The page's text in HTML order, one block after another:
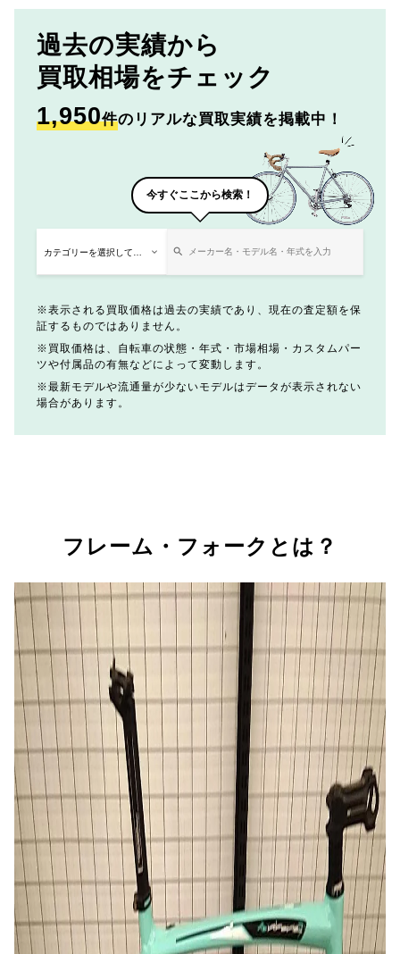
過去の実績から
買取相場をチェック
1,950件のリアルな買取実績を掲載中！
今すぐここから検索！
表示される買取価格は過去の実績であり、現在の査定額を保
証するものではありません。
買取価格は、自転車の状態・年式・市場相場・カスタムパー
ツや付属品の有無などによって変動します。
最新モデルや流通量が少ないモデルはデータが表示されない
場合があります。
フレーム・フォークとは？